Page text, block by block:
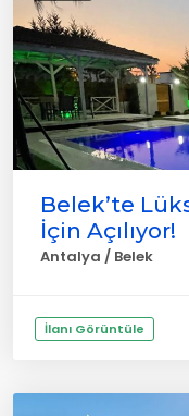
Belek’te
İçin Açılıyor!
Antalya / Belek
İlanı Görüntüle